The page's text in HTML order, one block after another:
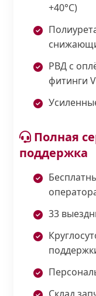
+40°С)
РВД с
фитинги
Полная
поддержка
33